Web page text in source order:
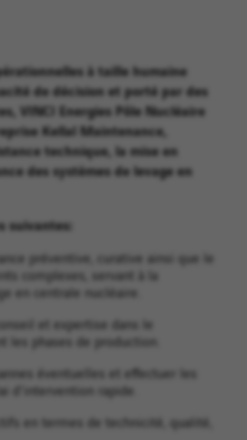
à taille humaine
de décision et porté par des
VINCI Energies Pôle Nucléaire
Kellal Maintenance,
technique, la mise en
des systèmes de levage en
suivantes:
préventive, curative ainsi que le
complexes, servant à la
en centrale nucléaire.
et expertise dans le
les phases de production.
éventuelles et effectuer les
d'intervention rapide.
en termes de technicité, qualité,